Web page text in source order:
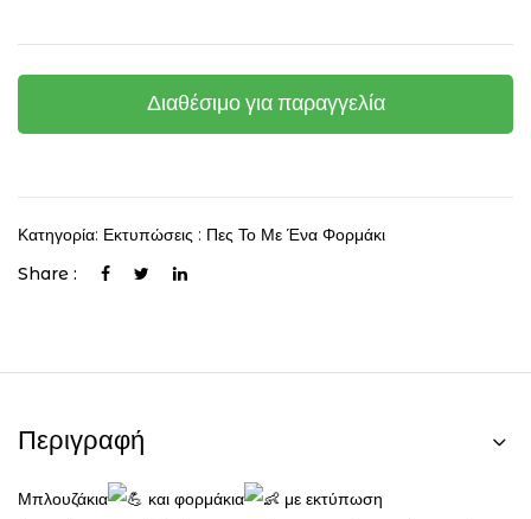
Διαθέσιμο για παραγγελία
Κατηγορία: Εκτυπώσεις : Πες Το Με Ένα Φορμάκι
Share :
Περιγραφή
Μπλουζάκια και φορμάκια
με εκτύπωση